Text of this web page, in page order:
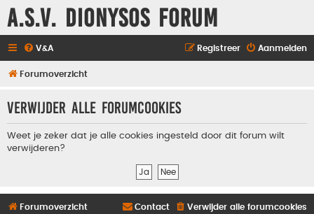
A.S.V. Dionysos Forum
V&A Aanmelden
Registreer
Forumoverzicht
Verwijder alle forumcookies
Weet je zeker dat je alle cookies ingesteld door dit forum wilt
verwijderen?
Forumoverzicht Verwijder alle forumcookies
Contact